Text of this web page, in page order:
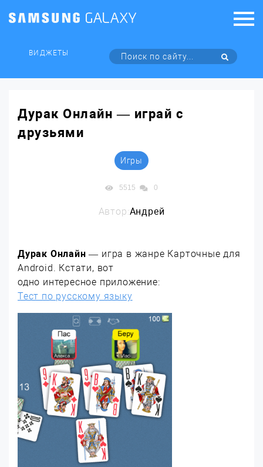
ВИДЖЕТЫ
Дурак Онлайн — играй с
друзьями
Игры
5515 0
Автор:Андрей
Дурак Онлайн— игра в жанре Карточные для
Android. Кстати, вот
одно интересное приложение:
Тест по русскому языку